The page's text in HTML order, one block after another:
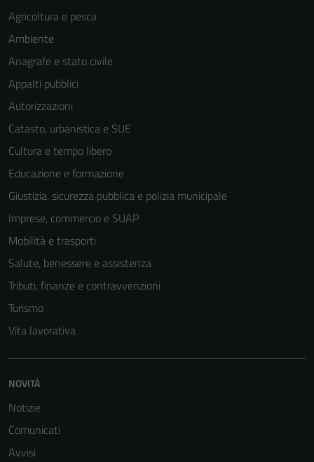
Agricoltura e pesca
Ambiente
Anagrafe e stato civile
Appalti pubblici
Autorizzazioni
Catasto, urbanistica e SUE
Cultura e tempo libero
Educazione e formazione
Giustizia, sicurezza pubblica e polizia municipale
Imprese, commercio e SUAP
Mobilità e trasporti
Salute, benessere e assistenza
Tributi, finanze e contravvenzioni
Turismo
Vita lavorativa
NOVITÀ
Notizie
Comunicati
Avvisi
Questi cookie